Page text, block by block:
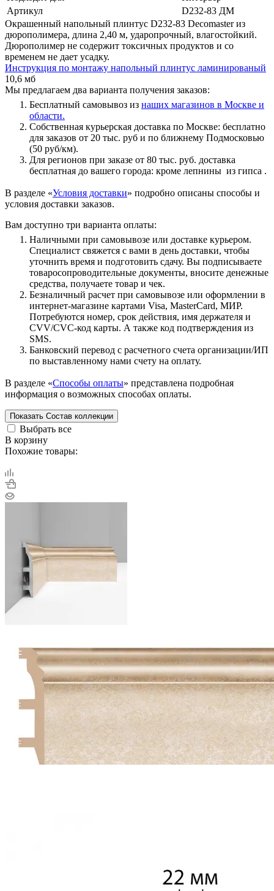
Артикул
D232-83 ДМ
Окрашенный напольный плинтус D232-83 Decomaster из
дюрополимера, длина 2,40 м, ударопрочный, влагостойкий.
Дюрополимер не содержит токсичных продуктов и со
временем не дает усадку.
Инструкция по монтажу напольный плинтус ламинированый
10,6 мб
Мы предлагаем два варианта получения заказов:
Бесплатный самовывоз из наших магазинов в Москве и
области.
Собственная курьерская доставка по Москве: бесплатно
для заказов от 20 тыс. руб и по ближнему Подмосковью
(50 руб/км).
Для регионов при заказе от 80 тыс. руб. доставка
бесплатная до вашего города: кроме лепнины из гипса .
В разделе «Условия доставки» подробно описаны способы и
условия доставки заказов.
Вам доступно три варианта оплаты:
Наличными при самовывозе или доставке курьером.
Специалист свяжется с вами в день доставки, чтобы
уточнить время и подготовить сдачу. Вы подписываете
товаросопроводительные документы, вносите денежные
средства, получаете товар и чек.
Безналичный расчет при самовывозе или оформлении в
интернет-магазине картами Visa, MasterCard, МИР.
Потребуются номер, срок действия, имя держателя и
CVV/CVC-код карты. А также код подтверждения из
SMS.
Банковский перевод с расчетного счета организации/ИП
по выставленному нами счету на оплату.
В разделе «Способы оплаты» представлена подробная
информация о возможных способах оплаты.
Показать Состав коллекции
Выбрать все
В корзину
Похожие товары: